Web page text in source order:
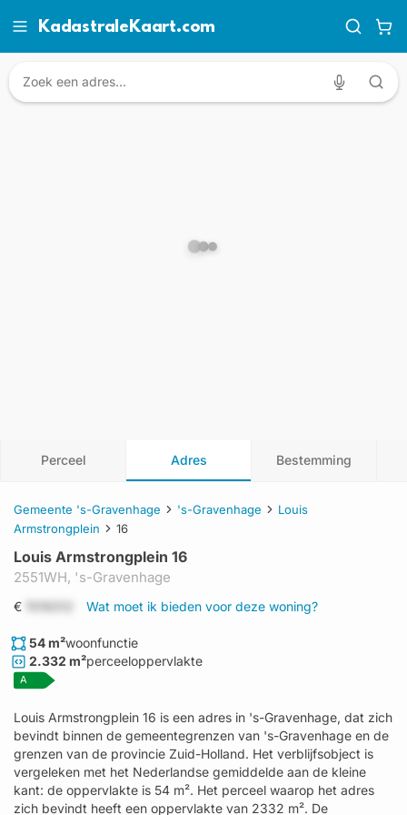
KadastraleKaart.com
Perceel Adres Bestemming
Gemeente 's-Gravenhage 's-Gravenhage
Louis
Armstrongplein
16
Louis Armstrongplein 16
2551WH, 's-Gravenhage
€ Wat moet ik bieden voor deze woning?
54 m²woonfunctie
2.332 m²perceeloppervlakte
A
Louis Armstrongplein 16 is een adres in 's-Gravenhage, dat zich
bevindt binnen de gemeentegrenzen van 's-Gravenhage en de
grenzen van de provincie Zuid-Holland. Het verblijfsobject is
vergeleken met het Nederlandse gemiddelde aan de kleine
kant: de oppervlakte is 54 m². Het perceel waarop het adres
zich bevindt heeft een oppervlakte van 2332 m². De